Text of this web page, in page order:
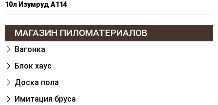
10л Изумруд А114
МАГАЗИН ПИЛОМАТЕРИАЛОВ
Вагонка
Блок хаус
Доска пола
Имитация бруса